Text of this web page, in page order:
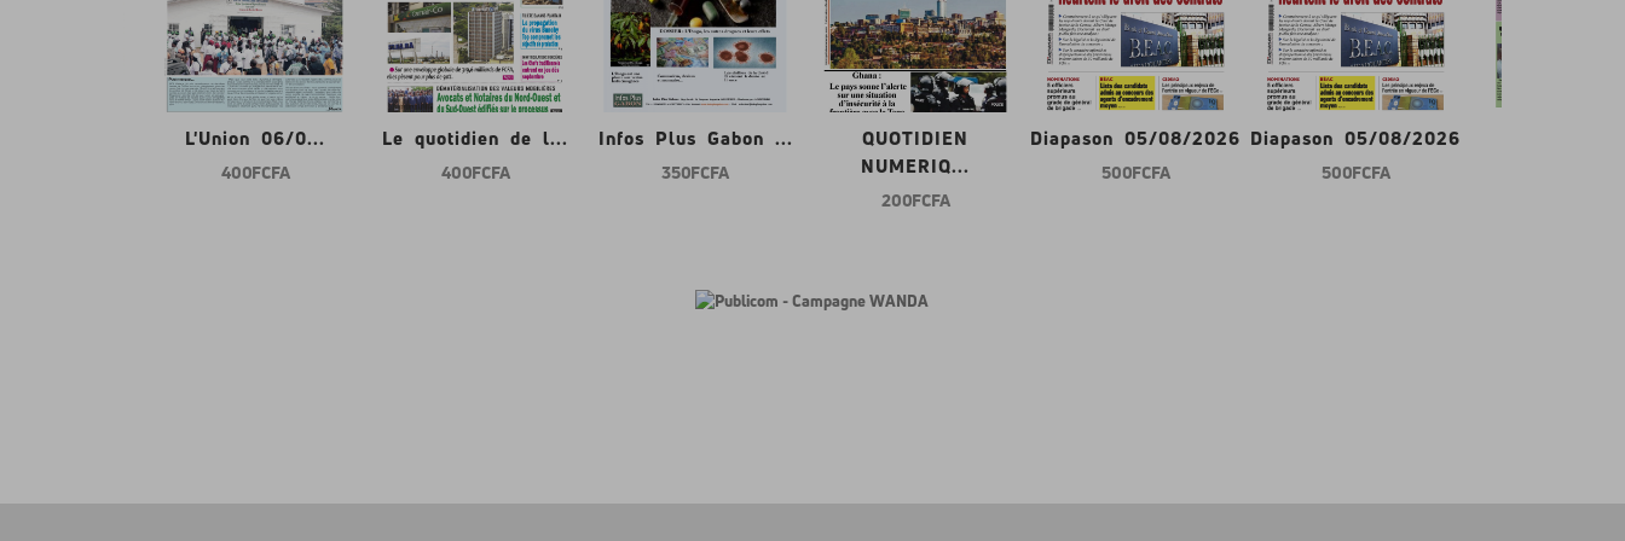
L'Union 06/0...
400 FCFA
Le quotidien de l...
400 FCFA
Infos Plus Gabon ...
350 FCFA
QUOTIDIEN
NUMERIQ...
200 FCFA
Diapason 05/08/2026
500 FCFA
Diapason 05/08/2026
500 FCFA